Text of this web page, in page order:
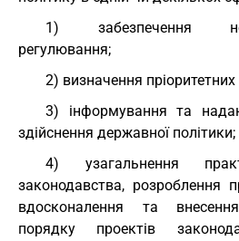
1) забезпечення
регулювання;
2) визначення
3) інформування та
здійснення державної політики;
4) узагальнення
законодавства, розроблення
вдосконалення та
порядку проектів